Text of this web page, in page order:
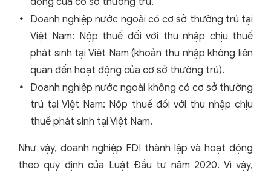
Doanh nghiệp nước ngoài có cơ sở thường trú tại
Việt Nam: Nộp thuế đối với thu nhập chịu thuế
phát sinh tại Việt Nam (khoản thu nhập không liên
quan đến hoạt động của cơ sở thường trú).
Doanh nghiệp nước ngoài không có cơ sở thường
trú tại Việt Nam: Nộp thuế đối với thu nhập chịu
thuế phát sinh tại Việt Nam.
Như vậy, doanh nghiệp FDI thành lập và hoạt động
theo quy định của Luật Đầu tư năm 2020. Vì vậy,